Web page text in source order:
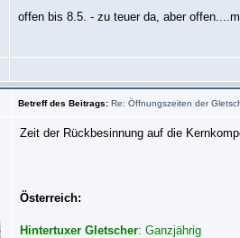
offen bis 8.5. - zu teuer da, aber
Betreff des Beitrags: Re: Öffnungszeiten der
Zeit der Rückbesinnung auf die
Österreich:
Hintertuxer Gletscher: Ganzjährig